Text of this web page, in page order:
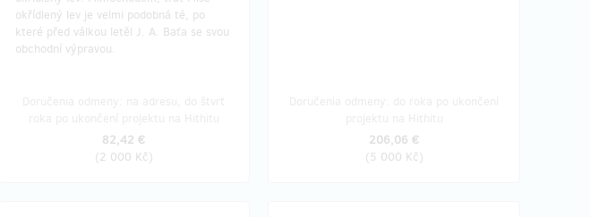
okřídlený lev je velmi podobná té, po
které před válkou letěl J. A. Baťa se svou
obchodní výpravou.
82,42 €
(2 000 Kč)
206,06 €
(5 000 Kč)